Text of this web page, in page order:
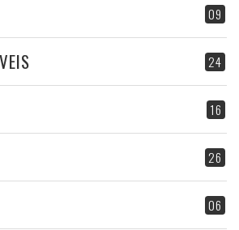
09
24
16
26
06